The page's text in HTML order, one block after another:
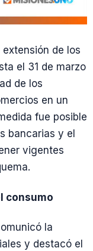
extensión de los
el 31 de marzo
de los
en un
fue posible
bancarias y el
vigentes
consumo
la
y destacó el